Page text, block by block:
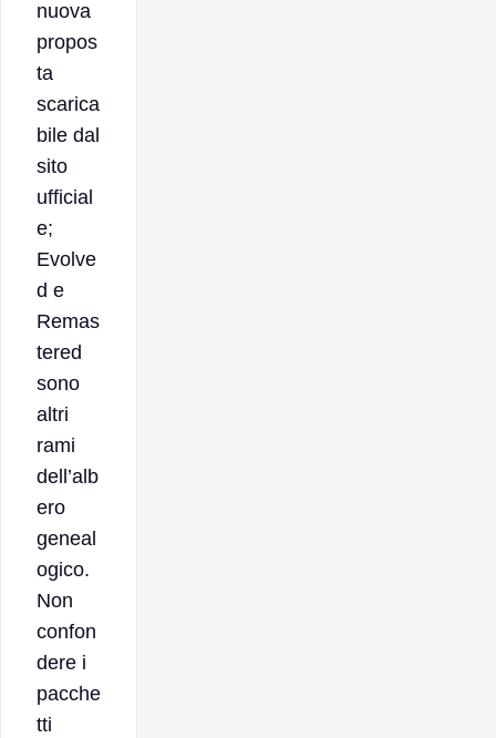
nuova
propos
ta
scarica
bile dal
sito
ufficial
e;
Evolve
d e
Remas
tered
sono
altri
rami
dell’alb
ero
geneal
ogico.
Non
confon
dere i
pacche
tti